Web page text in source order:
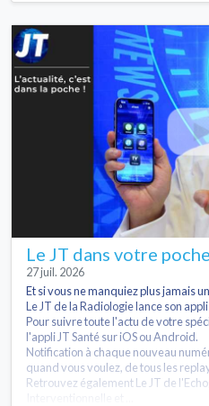
Le JT dans votre poche
27 juil. 2026
Et si vous ne manquiez plus jamais
Le JT de la Radiologie lance son appli
Pour suivre toute l'actu de votre
l'appli JT Santé sur iOS ou Android.
Notification à chaque nouveau
quand vous voulez, de tous les
Retrouvez également Le JT de